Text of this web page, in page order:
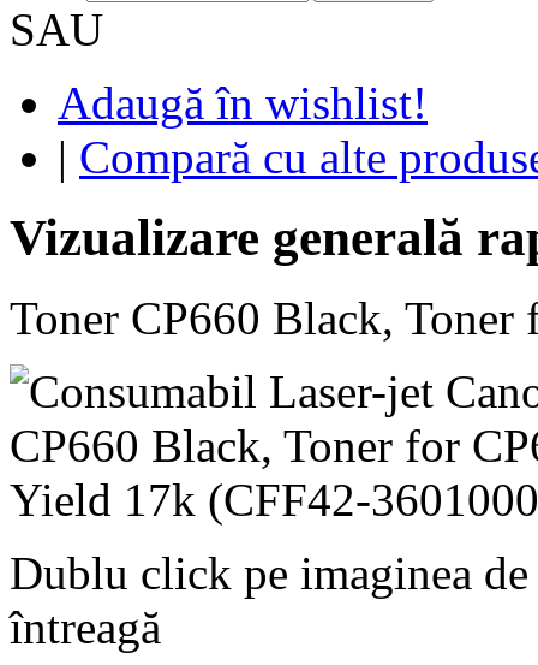
SAU
Adaugă în wishlist!
| Compară cu alte
Vizualizare generală
Toner CP660 Black,
Dublu click pe imaginea de
întreagă